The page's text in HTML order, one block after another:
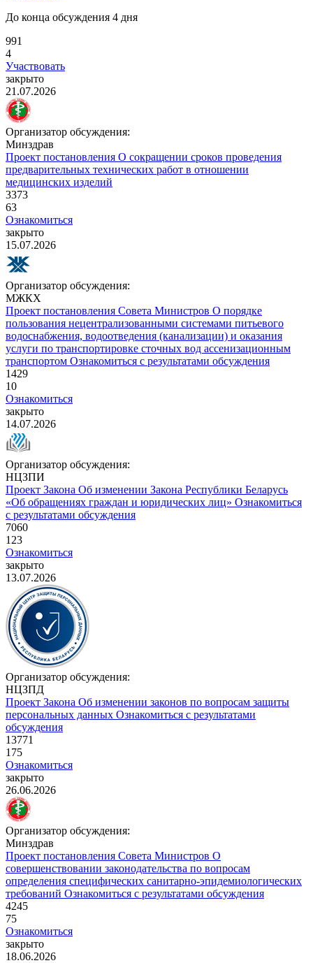
До конца обсуждения 4 дня
991
4
Участвовать
закрыто
21.07.2026
Организатор обсуждения:
Минздрав
Проект постановления О сокращении сроков проведения
предварительных технических работ в отношении
медицинских изделий
3373
63
Ознакомиться
закрыто
15.07.2026
Организатор обсуждения:
МЖКХ
Проект постановления Совета Министров О порядке
пользования нецентрализованными системами питьевого
водоснабжения, водоотведения (канализации) и оказания
услуги по транспортировке сточных вод ассенизационным
транспортом Ознакомиться с результатами обсуждения
1429
10
Ознакомиться
закрыто
14.07.2026
Организатор обсуждения:
НЦЗПИ
Проект Закона Об изменении Закона Республики Беларусь
«Об обращениях граждан и юридических лиц» Ознакомиться
с результатами обсуждения
7060
123
Ознакомиться
закрыто
13.07.2026
Организатор обсуждения:
НЦЗПД
Проект Закона Об изменении законов по вопросам защиты
персональных данных Ознакомиться с результатами
обсуждения
13771
175
Ознакомиться
закрыто
26.06.2026
Организатор обсуждения:
Минздрав
Проект постановления Совета Министров О
совершенствовании законодательства по вопросам
определения специфических санитарно-эпидемиологических
требований Ознакомиться с результатами обсуждения
4245
75
Ознакомиться
закрыто
18.06.2026